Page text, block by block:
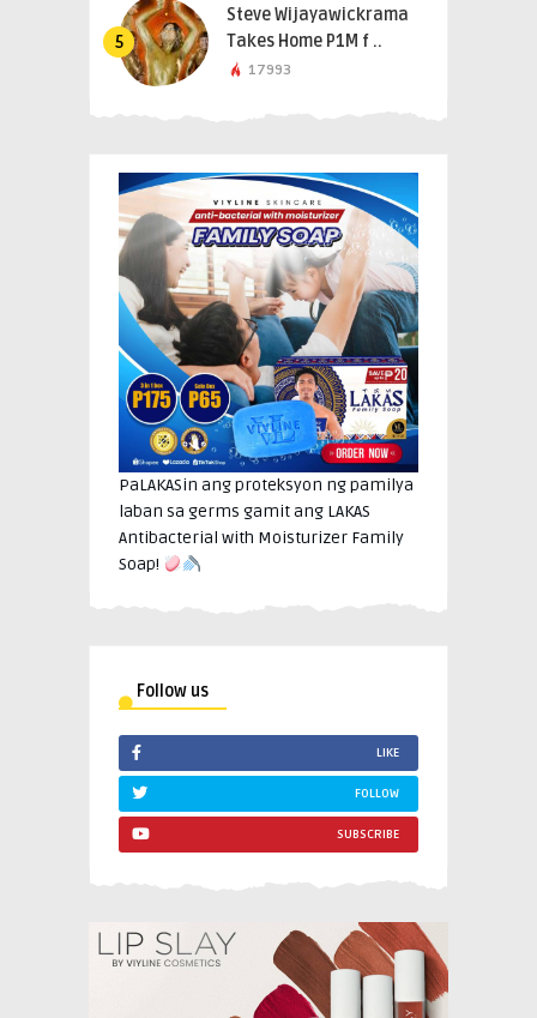
5
Steve Wijayawickrama
Takes Home P1M f ..
17993
PaLAKASin ang proteksyon ng pamilya
laban sa germs gamit ang LAKAS
Antibacterial with Moisturizer Family
Soap!
Follow us
LIKE
FOLLOW
SUBSCRIBE